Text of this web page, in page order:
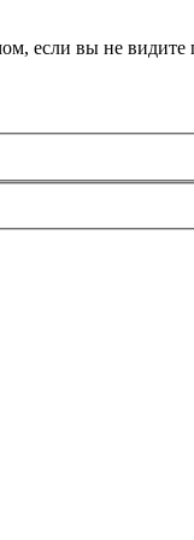
если вы не видите